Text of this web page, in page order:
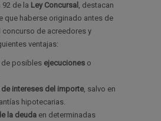
de la Ley Concursal , destacan
que haberse originado antes de
concurso de acreedores y
ventajas:
de posibles ejecuciones o
de intereses del importe, salvo en
hipotecarias.
la deuda en determinadas